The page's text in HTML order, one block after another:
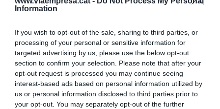
Information
If you wish to opt-out of the sale, sharing to third parties, or
processing of your personal or sensitive information for
targeted advertising by us, please use the below opt-out
section to confirm your selection. Please note that after your
opt-out request is processed you may continue seeing
interest-based ads based on personal information utilized by
us or personal information disclosed to third parties prior to
your opt-out. You may separately opt-out of the further
incluya personas con todo tipo de circunstancias
AñadirVIA Empresacomo fuente preferida
de Google de forma gratuita
Mantente informado con las últimas noticias de
actualidad
ACTIVAR AHORA